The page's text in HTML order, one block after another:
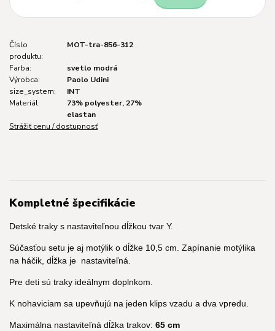
Číslo
produktu:
MOT-tra-856-312
Farba:
svetlo modrá
Výrobca:
Paolo Udini
size_system:
INT
Materiál:
73% polyester, 27%
elastan
Strážiť cenu / dostupnosť
Kompletné špecifikácie
Detské traky s nastaviteľnou dĺžkou tvar Y.
Súčasťou setu je aj motýlik o dĺžke 10,5 cm. Zapínanie motýlika
na háčik, dĺžka je nastaviteľná.
Pre deti sú traky ideálnym doplnkom.
K nohaviciam sa upevňujú na jeden klips vzadu a dva vpredu.
Maximálna nastaviteľná dĺžka trakov: 65 cm